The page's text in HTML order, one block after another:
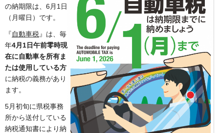
の納期限は、6月1日
（月曜日）です。
『自動車税』は、毎
年4月1日午前零時現
在に自動車を所有ま
たは使用している方
に納税の義務があり
ます。
5月初旬に県税事務
所から送付している
納税通知書により納